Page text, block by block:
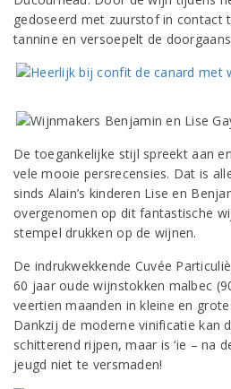
gedoseerd met zuurstof in contact
tannine en versoepelt de
De toegankelijke stijl spreekt aan
vele mooie persrecensies. Dat is
sinds Alain’s kinderen Lise en
overgenomen op dit fantastische
stempel drukken op de wijnen.
De indrukwekkende Cuvée
60 jaar oude wijnstokken malbec
veertien maanden in kleine en
Dankzij de moderne vinificatie kan
schitterend rijpen, maar is ‘ie – na
jeugd niet te versmaden!